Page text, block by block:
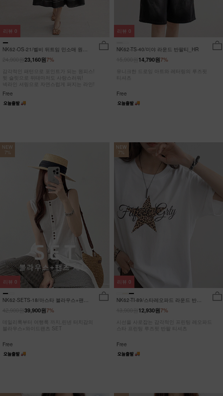
NK62-OS-21/벨비 뒤트임 민소매 원피
7%
23,160원
감각적인 패턴으로 포인트가 되는 원피스!
뒷 슬릿으로 뒤태마저도 사랑스러워!
넥라인 셔링으로 자연스럽게 퍼지는 라인!
Free
리뷰 0
NK62-TS-40/미야 라운드 반팔티_HR
7%
14,790원
유니크한 드로잉 아트와 레터링의 루즈핏
티셔츠
Free
리뷰 0
NEW
7%
NK62-SETS-18/아스타 블라우스+팬츠
7%
39,900원
데일리룩부터 여행룩 까지,린넨 터치감의
블라우스+와이드팬츠 SET
Free
리뷰 0
NEW
7%
NK62-TI-89/스타레오파드 라운드 반팔
7%
12,930원
시선을 사로잡는 감각적인 프린팅 레오파드
스타 프린팅 루즈핏 반팔 티셔츠
Free
리뷰 0